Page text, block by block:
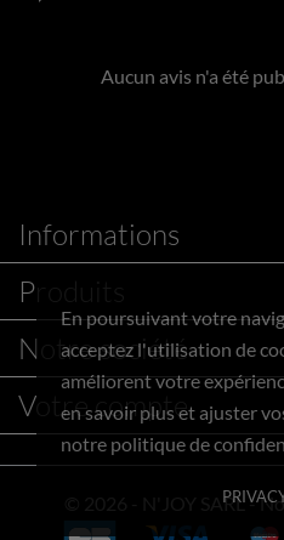
En poursuivant votre
acceptez l'utilisation de
améliorent votre
en savoir plus et ajuster
notre politique de
Aucun avis n'a été
Informations
Produits
Notre société
Votre compte
© 2026 - N'JOY SARL -